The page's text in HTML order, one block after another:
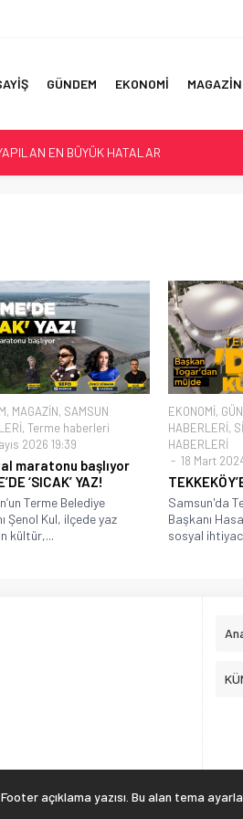
GÜNDEM EKONOMİ MAGAZİN
EN BÜYÜK HATALAR
, MAGAZİN, SAMSUN
, Terme haberleri
2026 19:39
maratonu başlıyor
‘SICAK’ YAZ!
Terme Belediye
Şenol Kul, ilçede yaz
kültür,...
EKONOMİ,
HABERLERİ,
HABERLERİ
18 Mart
Samsun'da
Başkanı
sosyal
Footer açıklama yazısı. Bu alan tema